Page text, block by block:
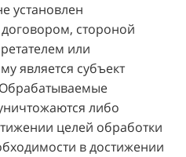
установлен
стороной
или
является субъект
либо
целей обработки
в достижении